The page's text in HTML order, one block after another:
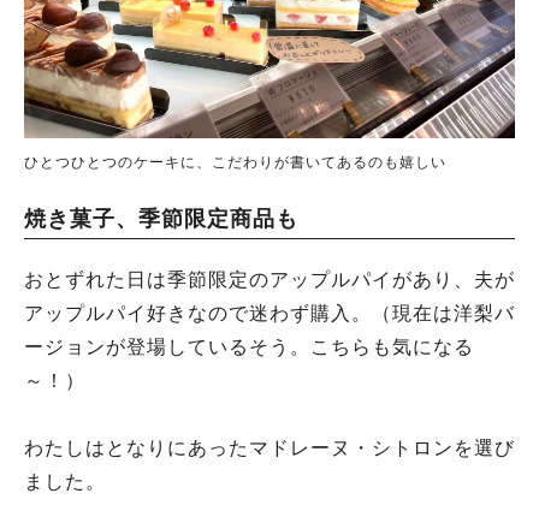
ひとつひとつのケーキに、こだわりが書いてあるのも嬉しい
焼き菓子、季節限定商品も
おとずれた日は季節限定のアップルパイがあり、夫が
アップルパイ好きなので迷わず購入。（現在は洋梨バ
ージョンが登場しているそう。こちらも気になる
～！）
わたしはとなりにあったマドレーヌ・シトロンを選び
ました。